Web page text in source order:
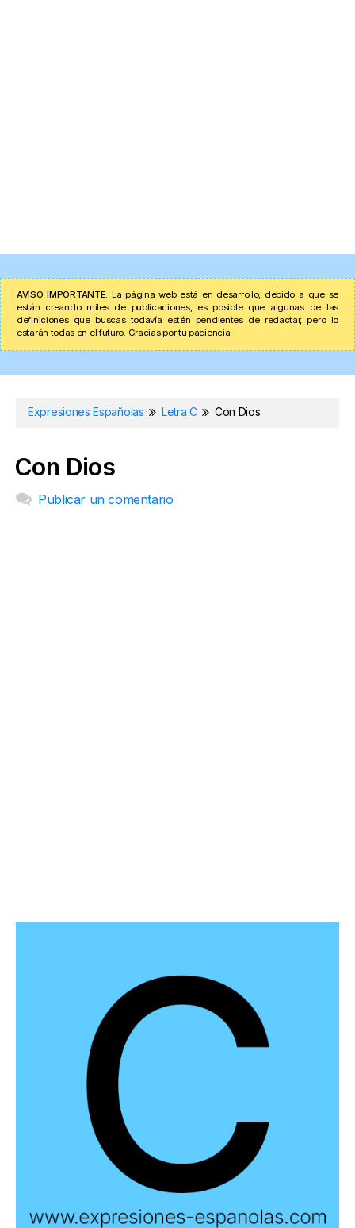
AVISO IMPORTANTE: La página web está en desarrollo, debido a que se
están creando miles de publicaciones, es posible que algunas de las
definiciones que buscas todavía estén pendientes de redactar, pero lo
estarán todas en el futuro. Gracias por tu paciencia.
Expresiones Españolas Letra C Con Dios
Con Dios
Publicar un comentario